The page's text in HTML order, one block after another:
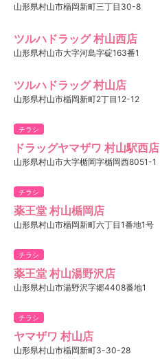
山形県村山市楯岡新町三丁目30-8
ツルハドラッグ 村山西店
山形県村山市大字河島字碇163番1
ツルハドラッグ 村山店
山形県村山市楯岡新町2丁目12-12
チラシ
ドラッグヤマザワ 村山駅西店
山形県村山市大字楯岡字楯岡西8051-1
チラシ
薬王堂 村山楯岡店
山形県村山市楯岡新町六丁目1番地1号
チラシ
薬王堂 村山湯野沢店
山形県村山市湯野沢字郷4408番地1
チラシ
ヤマザワ 村山店
山形県村山市楯岡新町3-30-28